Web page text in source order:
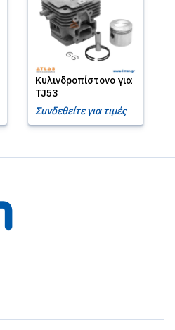
Κυλινδροπίστονο για
TJ53
Συνδεθείτε για τιμές